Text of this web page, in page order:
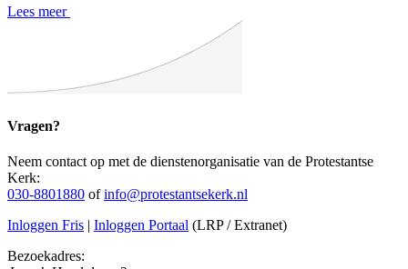
Lees meer
Vragen?
Neem contact op met de dienstenorganisatie van de Protestantse
Kerk:
030-8801880 ofinfo@protestantsekerk.nl
Inloggen Fris | Inloggen Portaal (LRP / Extranet)
Bezoekadres: